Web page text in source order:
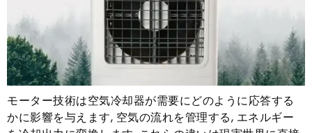
モーター技術は空気冷却器が需要にどのように応答する
かに影響を与えます, 空気の流れを管理する, エネルギー